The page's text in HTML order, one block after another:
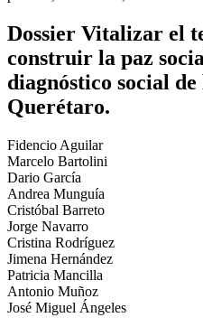
Dossier Vitalizar el
construir la paz
diagnóstico social de
Querétaro.
Fidencio Aguilar
Marcelo Bartolini
Dario García
Andrea Munguía
Cristóbal Barreto
Jorge Navarro
Cristina Rodríguez
Jimena Hernández
Patricia Mancilla
Antonio Muñoz
José Miguel Ángeles